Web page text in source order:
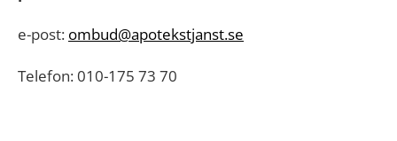
e-post: ombud@apotekstjanst.se
Telefon: 010-175 73 70